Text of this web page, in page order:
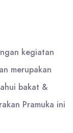
kegiatan
merupakan
bakat &
Pramuka ini